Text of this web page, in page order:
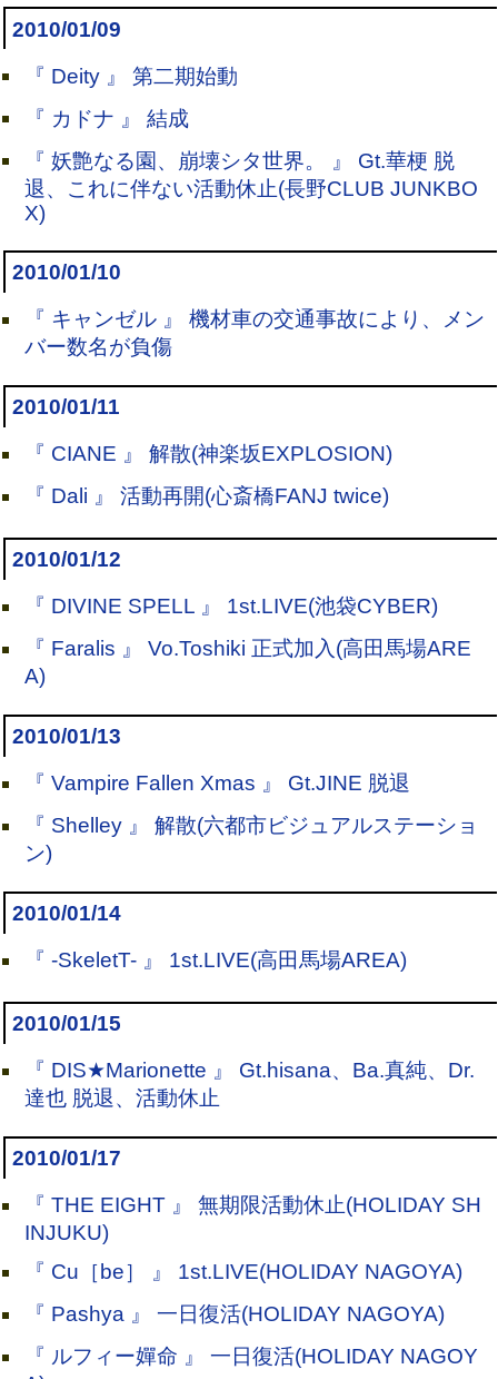
2010/01/09
『 Deity 』 第二期始動
『 カドナ 』 結成
『 妖艶なる園、崩壊シタ世界。 』 Gt.華梗 脱
退、これに伴ない活動休止(長野CLUB JUNKBO
X)
2010/01/10
『 キャンゼル 』 機材車の交通事故により、メン
バー数名が負傷
2010/01/11
『 CIANE 』 解散(神楽坂EXPLOSION)
『 Dali 』 活動再開(心斎橋FANJ twice)
2010/01/12
『 DIVINE SPELL 』 1st.LIVE(池袋CYBER)
『 Faralis 』 Vo.Toshiki 正式加入(高田馬場ARE
A)
2010/01/13
『 Vampire Fallen Xmas 』 Gt.JINE 脱退
『 Shelley 』 解散(六都市ビジュアルステーショ
ン)
2010/01/14
『 -SkeletT- 』 1st.LIVE(高田馬場AREA)
2010/01/15
『 DIS★Marionette 』 Gt.hisana、Ba.真純、Dr.
達也 脱退、活動休止
2010/01/17
『 THE EIGHT 』 無期限活動休止(HOLIDAY SH
INJUKU)
『 Cu［be］ 』 1st.LIVE(HOLIDAY NAGOYA)
『 Pashya 』 一日復活(HOLIDAY NAGOYA)
『 ルフィー嬋命 』 一日復活(HOLIDAY NAGOY